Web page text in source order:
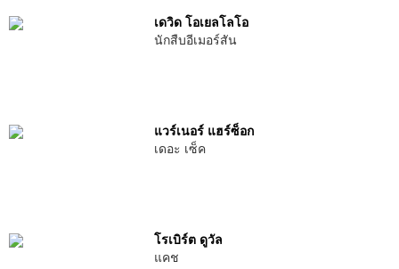
เดวิด โอเยลโลโอ
นักสืบอีเมอร์สัน
แวร์เนอร์ แฮร์ซ็อก
เดอะ เซ็ค
โรเบิร์ต ดูวัล
แคช